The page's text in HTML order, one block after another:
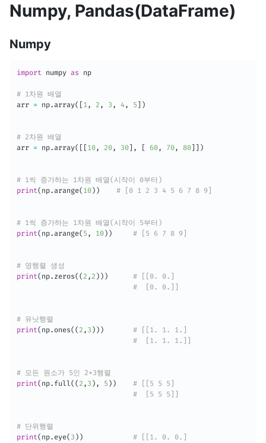
Numpy, Pandas(DataFrame)
Numpy
import numpy as np
# 1차원 배열
arr = np.array( 1, 2 , 3 , 4, 5 )
# 2차원 배열
arr = np.array( 10, 20, 30 , 60, 70, 80 )
# 1씩 증가하는 1차원 배열(시작이 0부터)
print( np.arange( 10 ) ) # [0 1 2 3 4 5 6 7 8 9]
# 1씩 증가하는 1차원 배열(시작이 5부터)
print( np.arange( 5 , 10 ) ) # [5 6 7 8 9]
# 영행렬 생성
print( np. zeros( ( 2 , 2 ) ) )
# [[0. 0.]
#  [0. 0.]]
# 유닛행렬
print( np. ones( ( 2 , 3 ) ) )
# [[1. 1. 1.]
#  [1. 1. 1.]]
# 모든 원소가 5인 2*3행렬
print( np. full( ( 2 , 3 ) , 5 ) )
# [[5 5 5]
#  [5 5 5]]
# 단위행렬
print( np. eye( 3 ) )
# [[1. 0. 0.]